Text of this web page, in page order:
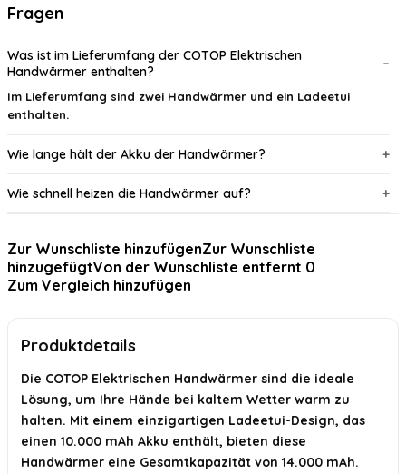
Fragen
Was ist im Lieferumfang der COTOP Elektrischen
Handwärmer enthalten?
Im Lieferumfang sind zwei Handwärmer und ein Ladeetui
enthalten.
Wie lange hält der Akku der Handwärmer?
Wie schnell heizen die Handwärmer auf?
Sind die Handwärmer tragbar?
KI-generiert aus verfügbaren Produktinformationen. Prüfen Sie Details
Zur Wunschliste hinzufügenZur Wunschliste
hinzugefügtVon der Wunschliste entfernt 0
Zum Vergleich hinzufügen
Produktdetails
Die COTOP Elektrischen Handwärmer sind die ideale
Lösung, um Ihre Hände bei kaltem Wetter warm zu
halten. Mit einem einzigartigen Ladeetui-Design, das
einen 10.000 mAh Akku enthält, bieten diese
Handwärmer eine Gesamtkapazität von 14.000 mAh.